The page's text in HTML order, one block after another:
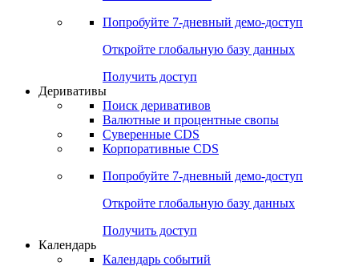
Сравнение ETF & Funds
Поиск Mutual Funds
Попробуйте7-дневный
Откройте глобальную базу данных
Получить доступ
Деривативы
Валютные и процентные свопы
Корпоративные CDS
Попробуйте7-дневный
Откройте глобальную базу данных